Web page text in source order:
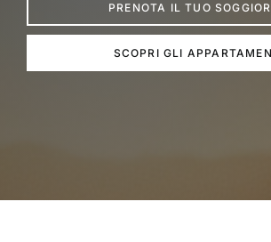
PRENOTA IL TUO
SCOPRI GLI